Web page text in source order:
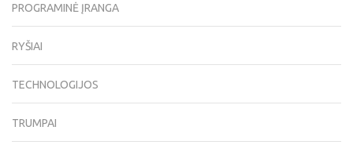
PROGRAMINĖ ĮRANGA
RYŠIAI
TECHNOLOGIJOS
TRUMPAI